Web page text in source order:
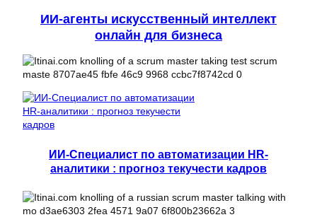
ИИ-агенты искусственный интеллект
онлайн для бизнеса
ИИ-Специалист по автоматизации HR-
аналитики : прогноз текучести кадров